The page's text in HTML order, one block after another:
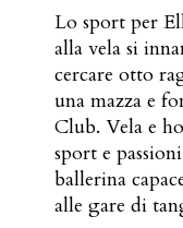
Lo sport per
alla vela si
cercare otto
una mazza e
Club. Vela e
sport e
ballerina
alle gare di